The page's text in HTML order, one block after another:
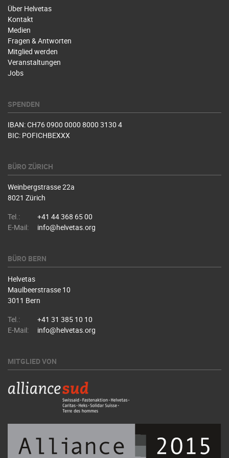
Über Helvetas
Kontakt
Medien
Fragen & Antworten
Mitglied werden
Veranstaltungen
Jobs
SPENDEN
IBAN: CH76 0900 0000 8000 3130 4
BIC: POFICHBEXXX
BÜRO ZÜRICH
Weinbergstrasse 22a
8021 Zürich
Tel.:
+41 44 368 65 00
E-Mail:
info@helvetas.org
BÜRO BERN
Helvetas
Maulbeerstrasse 10
3011 Bern
Tel.:
+41 31 385 10 10
E-Mail:
info@helvetas.org
MITGLIED VON